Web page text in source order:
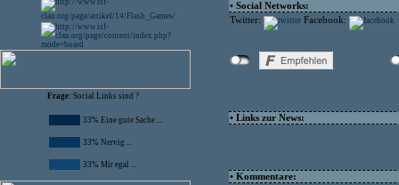
Frage: Social Links sind ?
33% Eine gute Sache ...
33% Nervig ...
33% Mir egal ...
• Social Networks:
Twitter:
Facebook:
• Links zur News:
• Kommentare: